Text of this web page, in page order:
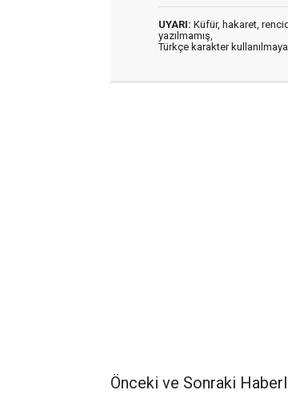
UYARI: Küfür, hakaret,
yazılmamış,
Türkçe karakter
Önceki ve Sonraki